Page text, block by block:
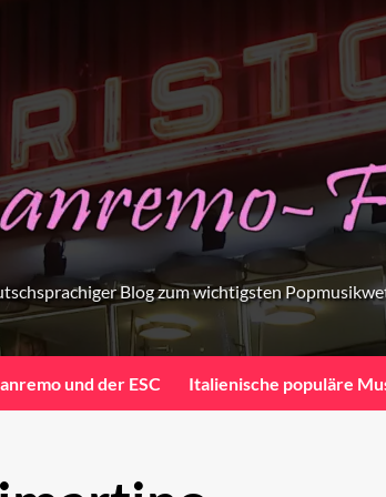
Blog zum wichtigsten
und der ESC Italienische populäre